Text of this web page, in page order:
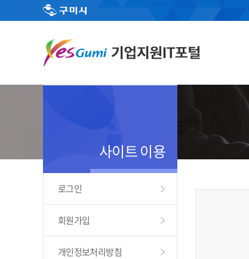
사이트 이용
로그인
회원가입
개인정보처리방침